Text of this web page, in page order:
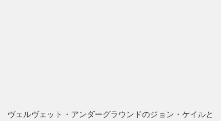
ヴェルヴェット・アンダーグラウンドのジョン・ケイルと